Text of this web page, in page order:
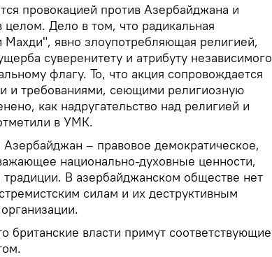
провокацией против Азербайджана и
Дело в том, что радикальная
Махди", явно злоупотребляющая религией,
суверенитету и атрибуту независимого
флагу. То, что акция сопровождается
и требованиями, сеющими религиозную
как надругательство над религией и
в УМК.
Азербайджан – правовое демократическое,
национально-духовные ценности,
В азербайджанском обществе нет
силам и их деструктивным
британские власти примут соответствующие